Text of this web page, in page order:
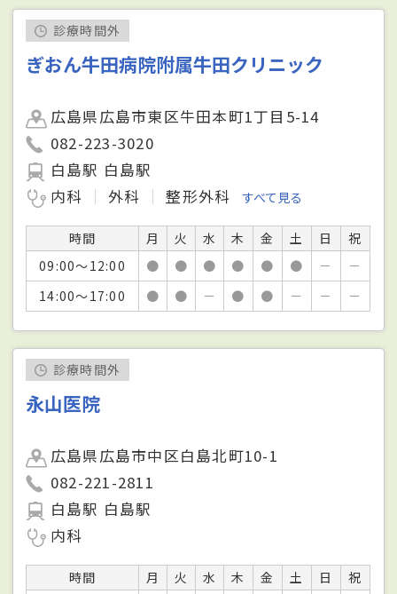
診療時間外
ぎおん牛田病院附属牛田クリニック
広島県広島市東区牛田本町1丁目5-14
082-223-3020
白島駅 白島駅
内科
外科 整形外科 すべて見る
時間 月 火 水 木 金 土 日
祝
09:00～12:00
● ● ● ● ● ● －
－
14:00～17:00
● ● － ● ● － － －
診療時間外
永山医院
広島県広島市中区白島北町10-1
082-221-2811
白島駅 白島駅
内科
時間 月 火 水 木 金 土 日
祝